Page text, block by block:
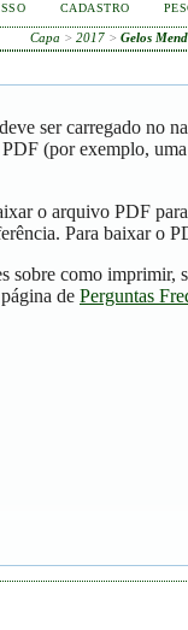
CADASTRO
Capa >2017 >Gelos
ser carregado no
(por exemplo,
o arquivo PDF
Para baixar o
sobre como imprimir,
de Perguntas